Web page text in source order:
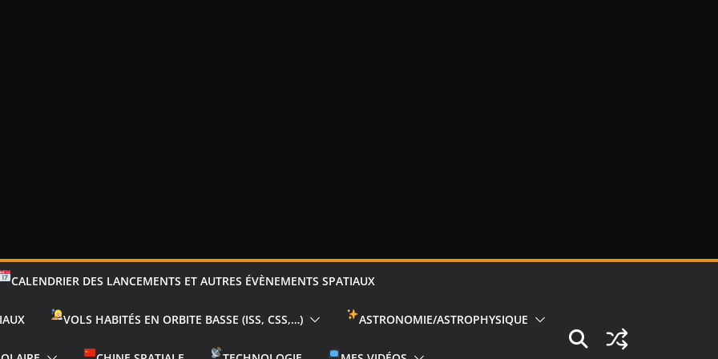
CALENDRIER DES LANCEMENTS ET AUTRES ÉVÈNEMENTS SPATIAUX
VOLS HABITÉS EN ORBITE BASSE (ISS, CSS,…) ASTRONOMIE/ASTROPHYSIQUE